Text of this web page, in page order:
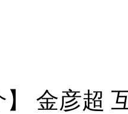
】 金彦超